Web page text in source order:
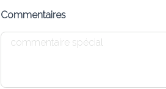
Commentaires